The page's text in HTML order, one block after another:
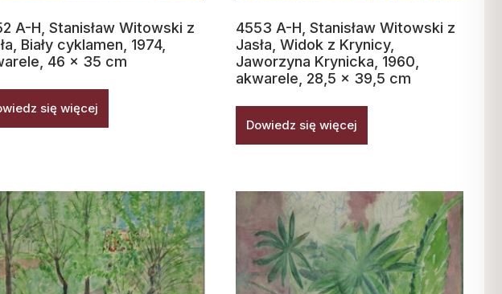
A-H, Stanisław Witowski z
Biały cyklamen, 1974,
46 x 35 cm
się więcej
4553 A-H, Stanisław Witowski z
Jasła, Widok z Krynicy,
Jaworzyna Krynicka, 1960,
akwarele, 28,5 x 39,5 cm
Dowiedz się więcej